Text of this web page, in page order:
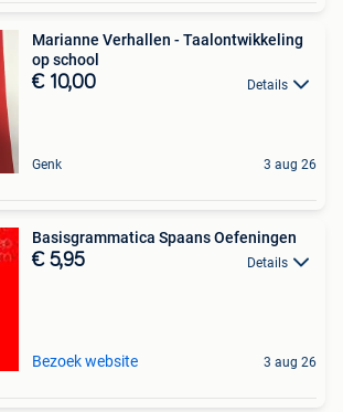
Marianne Verhallen - Taalontwikkeling
op school
€ 10,00 Details
Genk 3 aug 26
Basisgrammatica Spaans Oefeningen
€ 5,95 Details
Bezoek website 3 aug 26